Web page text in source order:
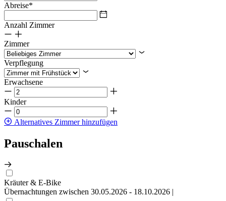
Abreise*
Anzahl Zimmer
Zimmer
Verpflegung
Erwachsene
Kinder
Alternatives Zimmer hinzufügen
Pauschalen
Kräuter & E-Bike
Übernachtungen zwischen 30.05.2026 - 18.10.2026 |